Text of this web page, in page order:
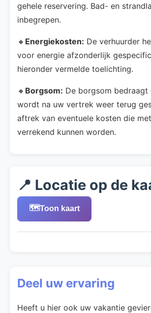
gehele reservering. Bad- en
inbegrepen.
🔸 Energiekosten: De verhuurder
voor energie afzonderlijk
hieronder vermelde toelichting.
🔸 Borgsom: De borgsom bedraagt
wordt na uw vertrek weer terug
aftrek van eventuele kosten die
verrekend kunnen worden.
📍 Locatie op de
🗺️Toon kaart
Deel uw ervaring
Heeft u hier ook uw vakantie